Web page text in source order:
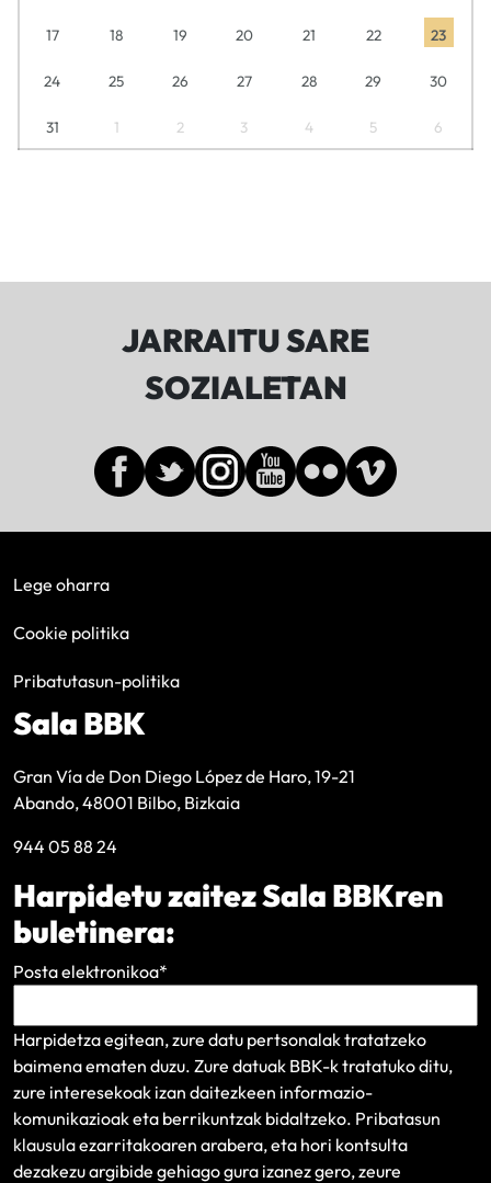
17 18 19 20 21 22 23
24 25 26 27 28 29 30
31 1 2 3 4 5 6
JARRAITU SARE
SOZIALETAN
Lege oharra
Cookie politika
Pribatutasun-politika
Sala BBK
Gran Vía de Don Diego López de Haro, 19-21
Abando, 48001 Bilbo, Bizkaia
944 05 88 24
Harpidetu zaitez Sala BBKren
buletinera:
Posta elektronikoa*
Harpidetza egitean, zure datu pertsonalak tratatzeko
baimena ematen duzu. Zure datuak BBK-k tratatuko ditu,
zure interesekoak izan daitezkeen informazio-
komunikazioak eta berrikuntzak bidaltzeko. Pribatasun
klausulaezarritakoaren arabera, eta hori kontsulta
dezakezu argibide gehiago gura izanez gero, zeure